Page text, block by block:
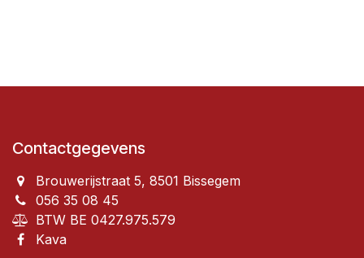
Contactgegevens
Brouwerijstraat 5, 8501 Bissegem
056 35 08 45
BTW BE 0427.975.579
Kava